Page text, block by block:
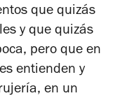
que quizás
y que quizás
pero que en
entienden y
en un